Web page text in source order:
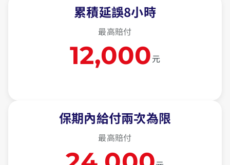
累積延誤8小時
最高賠付
12,000元
保期內給付兩次為限
最高賠付